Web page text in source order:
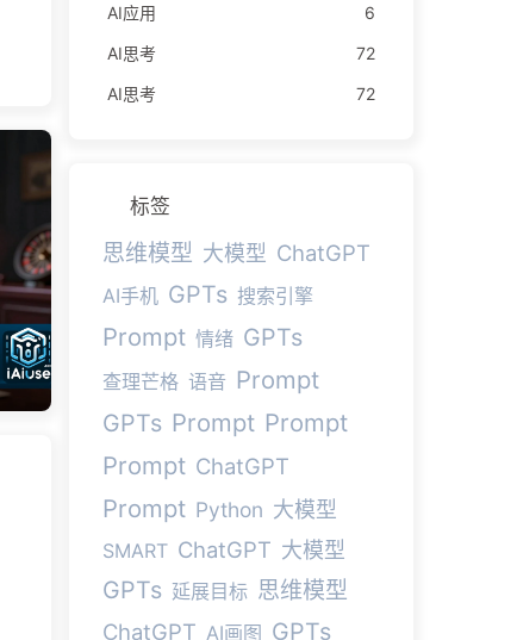
AI应用
6
AI思考
72
AI思考
72
标签
思维模型 大模型 ChatGPT
AI手机 GPTs 搜索引擎
Prompt 情绪 GPTs
查理芒格 语音 Prompt
GPTs Prompt Prompt
Prompt ChatGPT
Prompt Python 大模型
SMART ChatGPT 大模型
GPTs 延展目标 思维模型
ChatGPT AI画图 GPTs